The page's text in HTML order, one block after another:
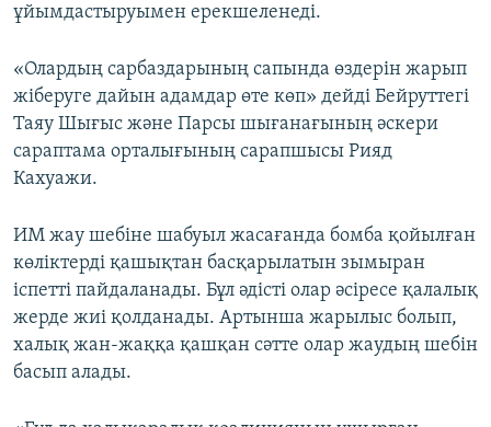
ұйымдастыруымен ерекшеленеді.
«Олардың сарбаздарының сапында өздерін жарып
жіберуге дайын адамдар өте көп» дейді Бейруттегі
Таяу Шығыс және Парсы шығанағының әскери
сараптама орталығының сарапшысы Рияд
Кахуажи.
ИМ жау шебіне шабуыл жасағанда бомба қойылған
көліктерді қашықтан басқарылатын зымыран
іспетті пайдаланады. Бұл әдісті олар әсіресе қалалық
жерде жиі қолданады. Артынша жарылыс болып,
халық жан-жаққа қашқан сәтте олар жаудың шебін
басып алады.